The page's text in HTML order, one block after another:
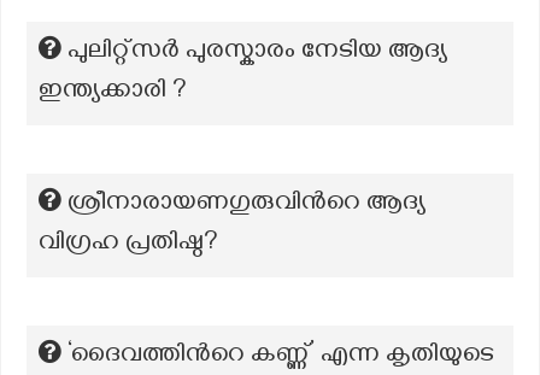
പുലിറ്റ്സർ പുരസ്കാരം നേടിയ ആദ്യ
ഇന്ത്യക്കാരി ?
ശ്രീനാരായണഗുരുവിന്‍റെ ആദ്യ
വിഗ്രഹ പ്രതിഷ്ഠ?
‘ദൈവത്തിന്‍റെ കണ്ണ്’ എന്ന കൃതിയുടെ